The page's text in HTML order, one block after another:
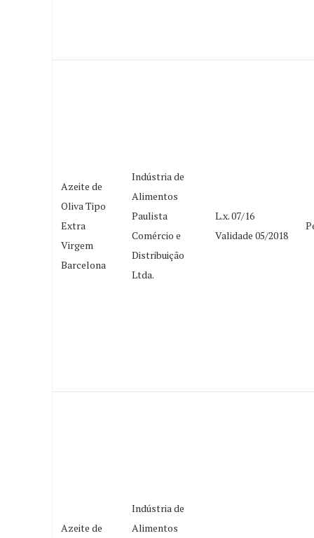
Azeite de
Oliva Tipo
Extra
Virgem
Barcelona
Indústria de
Alimentos
Paulista
Comércio e
Distribuição
Ltda.
L.x. 07/16
Validade 05/2018
Azeite de
Indústria de
Alimentos